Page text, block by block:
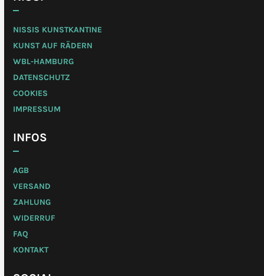
NISSIS KUNSTKANTINE
KUNST AUF RÄDERN
WBL-HAMBURG
DATENSCHUTZ
COOKIES
IMPRESSUM
INFOS
AGB
VERSAND
ZAHLUNG
WIDERRUF
FAQ
KONTAKT